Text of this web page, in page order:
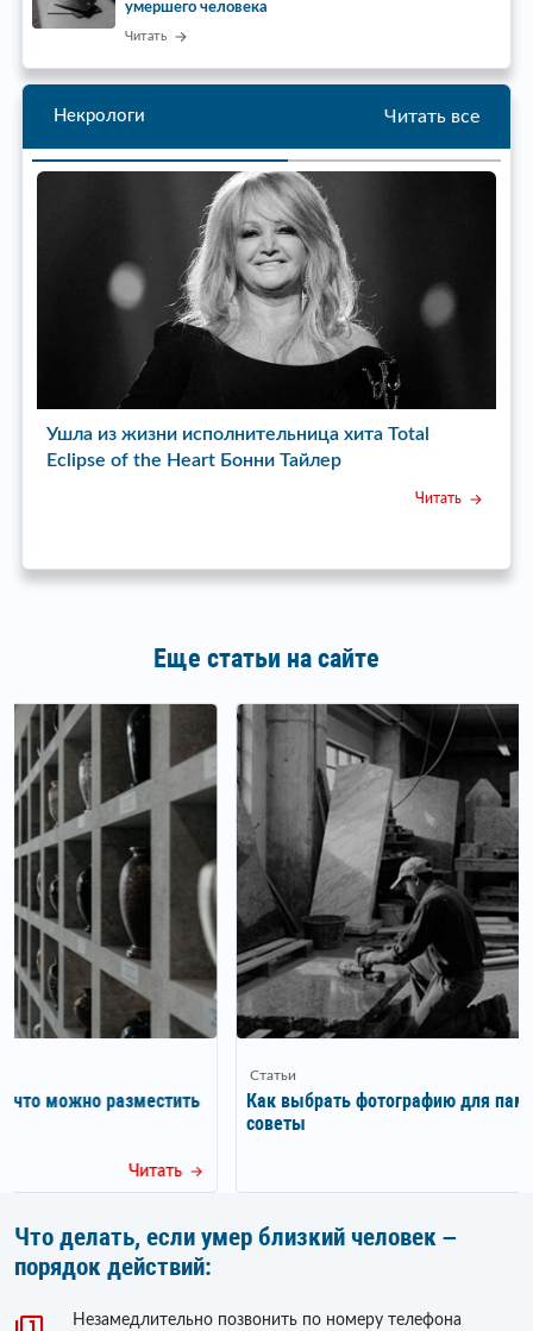
умершего человека
Читать
Некрологи Читать все
Ушла из жизни исполнительница хита Total
Eclipse of the Heart Бонни Тайлер
Читать
Еще статьи на сайте
Как выбрать фотографию для памятника: практические
Что делать, если умер близкий человек –
порядок действий:
Незамедлительно позвонить по номеру телефона